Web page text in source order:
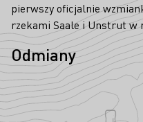
pierwszy oficjalnie
rzekami Saale i Unstrut w
Odmiany